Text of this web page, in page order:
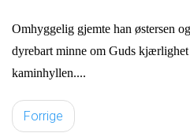
Omhyggelig gjemte han østersen
dyrebart minne om Guds kjærlighet
kaminhyllen....
Forrige